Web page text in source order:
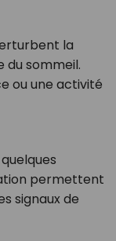
la
du sommeil.
ou une activité
permettent
signaux de